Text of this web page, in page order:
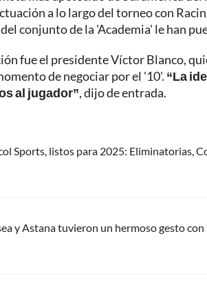
a lo largo del torneo con
conjunto de la 'Academia' le han
fue el presidente Víctor Blanco,
de negociar por el '10'. “La
al jugador”, dijo de entrada.
Sports, listos para 2025: Eliminatorias,
y Astana tuvieron un hermoso gesto